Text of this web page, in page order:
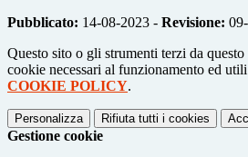
Pubblicato: 14-08-2023 - Revisione:
Questo sito o gli strumenti terzi da
cookie necessari al funzionamento ed
COOKIE POLICY.
Personalizza Rifiuta tutti i cookies
Gestione cookie